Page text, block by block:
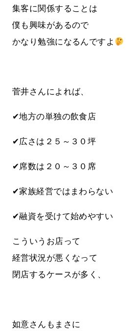
集客に関係することは
僕も興味があるので
かなり勉強になるんですよ
菅井さんによれば、
✔地方の単独の飲食店
✔広さは２５～３０坪
✔席数は２０～３０席
✔家族経営ではまわらない
✔融資を受けて始めやすい
こういうお店って
経営状況が悪くなって
閉店するケースが多く、
如意さんもまさに